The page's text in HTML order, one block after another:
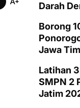
Darah
Anemia
Borong
Jawa
Latihan
SMPN 2
Jatim